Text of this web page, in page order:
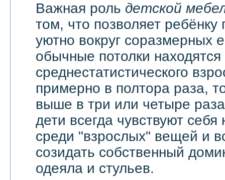
Важная роль детской
том, что позволяет ребёнку
уютно вокруг соразмерных
обычные потолки
среднестатистического
примерно в полтора раза,
выше в три или четыре
дети всегда чувствуют
среди "взрослых" вещей и
созидать собственный
одеяла и стульев.